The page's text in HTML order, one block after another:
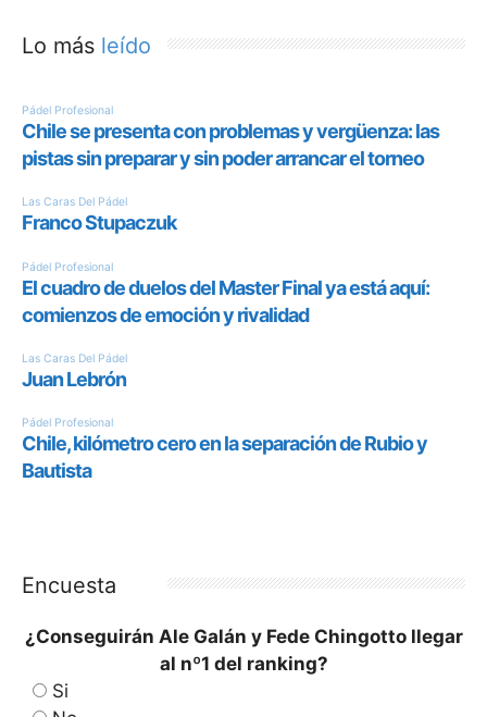
Lo más leído
Encuesta
¿Conseguirán Ale Galán y Fede Chingotto llegar
al nº1 del ranking?
Si